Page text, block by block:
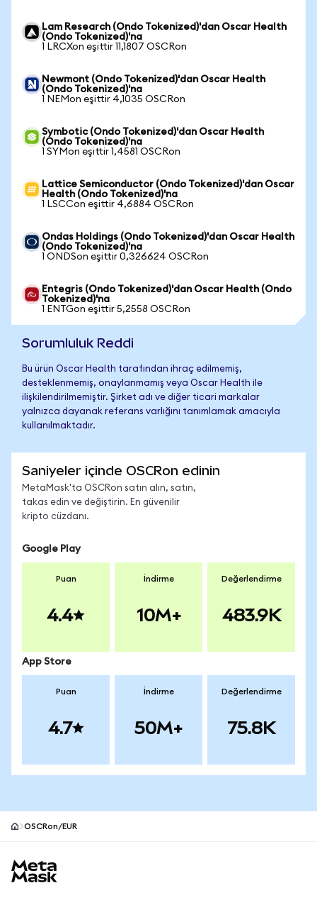
Lam Research (Ondo Tokenized)'dan Oscar Health
(Ondo Tokenized)'na
1 LRCXon eşittir 11,1807 OSCRon
Newmont (Ondo Tokenized)'dan Oscar Health
(Ondo Tokenized)'na
1 NEMon eşittir 4,1035 OSCRon
Symbotic (Ondo Tokenized)'dan Oscar Health
(Ondo Tokenized)'na
1 SYMon eşittir 1,4581 OSCRon
Lattice Semiconductor (Ondo Tokenized)'dan Oscar
Health (Ondo Tokenized)'na
1 LSCCon eşittir 4,6884 OSCRon
Ondas Holdings (Ondo Tokenized)'dan Oscar Health
(Ondo Tokenized)'na
1 ONDSon eşittir 0,326624 OSCRon
Entegris (Ondo Tokenized)'dan Oscar Health (Ondo
Tokenized)'na
1 ENTGon eşittir 5,2558 OSCRon
Sorumluluk Reddi
Bu ürün Oscar Health tarafından ihraç edilmemiş,
desteklenmemiş, onaylanmamış veya Oscar Health ile
ilişkilendirilmemiştir. Şirket adı ve diğer ticari markalar
yalnızca dayanak referans varlığını tanımlamak amacıyla
kullanılmaktadır.
Saniyeler içinde OSCRon edinin
MetaMask'ta OSCRon satın alın, satın,
takas edin ve değiştirin. En güvenilir
kripto cüzdanı.
Google Play
Puan
4.4
İndirme
10M+
Değerlendirme
483.9K
App Store
Puan
4.7
İndirme
50M+
Değerlendirme
75.8K
OSCRon/EUR